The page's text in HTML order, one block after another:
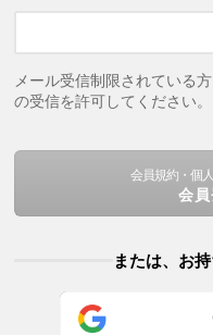
メール受信制限されている
の受信を許可してください。
会員規約・個
会
または、お